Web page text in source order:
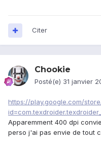
Citer
Chookie
Posté(e) 31 janvier
https://play.google.com/
Apparemment 400 dpi
perso j'ai pas envie de tout